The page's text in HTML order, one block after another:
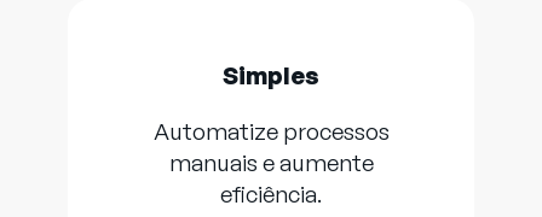
Simples
Automatize processos
manuais e aumente
eficiência.